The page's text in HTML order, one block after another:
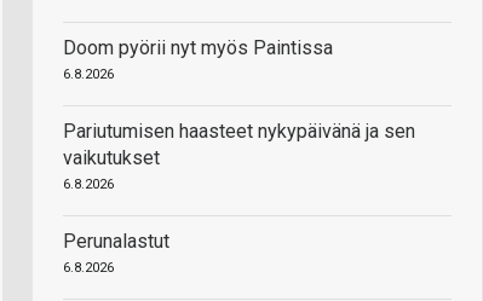
Doom pyörii nyt myös Paintissa
6.8.2026
Pariutumisen haasteet nykypäivänä ja sen
vaikutukset
6.8.2026
Perunalastut
6.8.2026